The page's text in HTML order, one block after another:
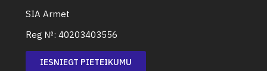
SIA Armet
Reg №: 40203403556
IESNIEGT PIETEIKUMU